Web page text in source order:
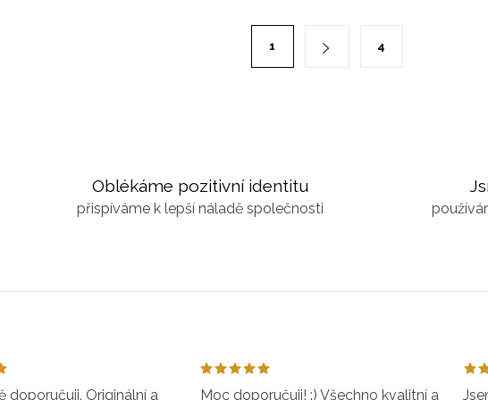
1 4
Oblékáme pozitivní identitu
přispíváme k lepší náladě společnosti
doporučuji. Originální a Moc doporučuji! :) Všechno kvalitní a